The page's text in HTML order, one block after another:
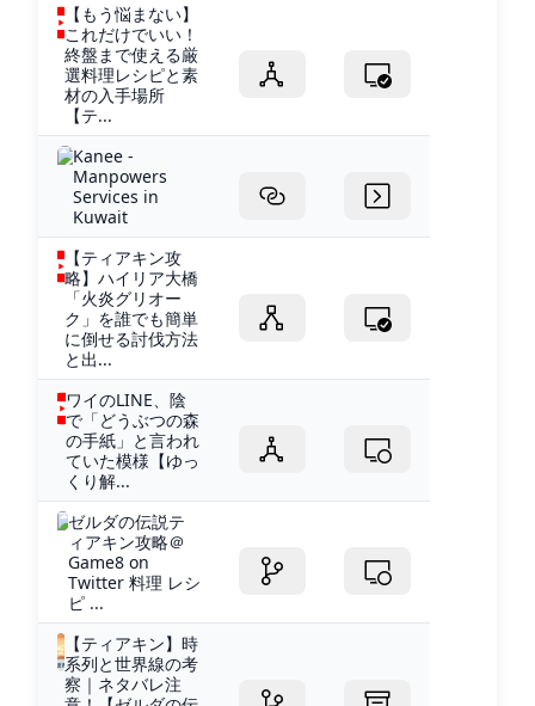
【もう悩まない】
これだけでいい！
終盤まで使える厳
選料理レシピと素
材の入手場所
【テ...
Kanee -
Manpowers
Services in
Kuwait
【ティアキン攻
略】ハイリア大橋
「火炎グリオー
ク」を誰でも簡単
に倒せる討伐方法
と出...
ワイのLINE、陰
で「どうぶつの森
の手紙」と言われ
ていた模様【ゆっ
くり解...
ゼルダの伝説テ
ィアキン攻略＠
Game8 on
Twitter 料理 レシ
ピ ...
【ティアキン】時
系列と世界線の考
察｜ネタバレ注